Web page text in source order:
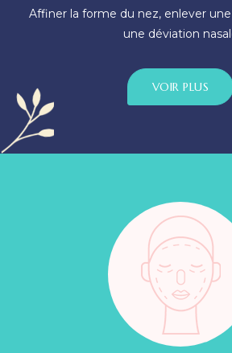
Affiner la forme du nez, enlever
une déviation
VOIR PLUS